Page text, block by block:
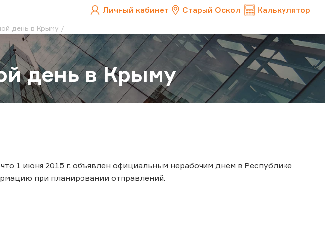
Личный кабинет Старый Оскол Калькулятор
день в Крыму
день в Крыму
1 июня 2015 г. объявлен официальным нерабочим днем в Республике
при планировании отправлений.